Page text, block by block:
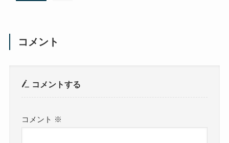
コメント
コメントする
コメント ※